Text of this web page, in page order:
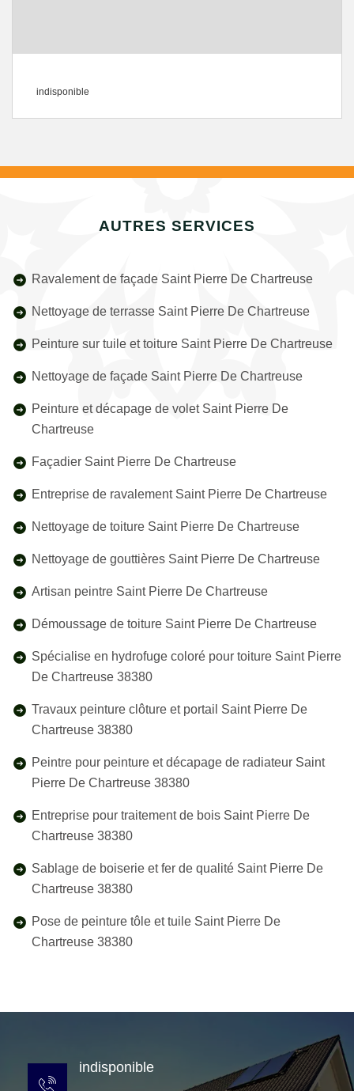
indisponible
AUTRES SERVICES
Ravalement de façade Saint Pierre De Chartreuse
Nettoyage de terrasse Saint Pierre De Chartreuse
Peinture sur tuile et toiture Saint Pierre De Chartreuse
Nettoyage de façade Saint Pierre De Chartreuse
Peinture et décapage de volet Saint Pierre De
Chartreuse
Façadier Saint Pierre De Chartreuse
Entreprise de ravalement Saint Pierre De Chartreuse
Nettoyage de toiture Saint Pierre De Chartreuse
Nettoyage de gouttières Saint Pierre De Chartreuse
Artisan peintre Saint Pierre De Chartreuse
Démoussage de toiture Saint Pierre De Chartreuse
Spécialise en hydrofuge coloré pour toiture Saint Pierre
De Chartreuse 38380
Travaux peinture clôture et portail Saint Pierre De
Chartreuse 38380
Peintre pour peinture et décapage de radiateur Saint
Pierre De Chartreuse 38380
Entreprise pour traitement de bois Saint Pierre De
Chartreuse 38380
Sablage de boiserie et fer de qualité Saint Pierre De
Chartreuse 38380
Pose de peinture tôle et tuile Saint Pierre De
Chartreuse 38380
indisponible